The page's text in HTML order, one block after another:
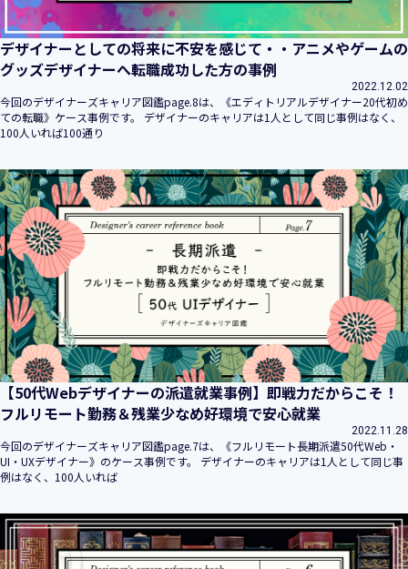
デザイナーとしての将来に不安を感じて・・アニメやゲームの
グッズデザイナーへ転職成功した方の事例
2022.12.02
今回のデザイナーズキャリア図鑑page.8は、《エディトリアルデザイナー20代初め
ての転職》ケース事例です。 デザイナーのキャリアは1人として同じ事例はなく、
100人いれば100通り
【50代Webデザイナーの派遣就業事例】即戦力だからこそ！
フルリモート勤務＆残業少なめ好環境で安心就業
2022.11.28
今回のデザイナーズキャリア図鑑page.7は、《フルリモート長期派遣50代Web・
UI・UXデザイナー》のケース事例です。 デザイナーのキャリアは1人として同じ事
例はなく、100人いれば